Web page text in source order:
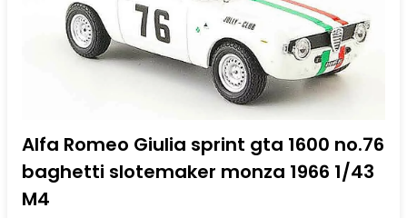
Alfa Romeo Giulia sprint gta 1600 no.76
baghetti slotemaker monza 1966 1/43
M4